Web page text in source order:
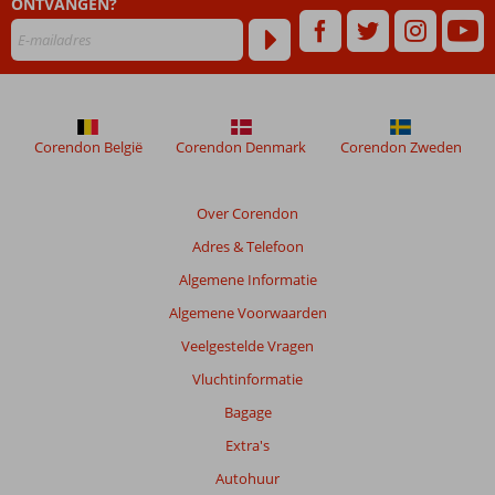
48
niet
weergegeven
om
Over Corendon
Adres & Telefoon
Algemene Informatie
Algemene Voorwaarden
Veelgestelde Vragen
Vluchtinformatie
Bagage
Extra's
Autohuur
Corendon België Corendon Denmark Corendon Zweden